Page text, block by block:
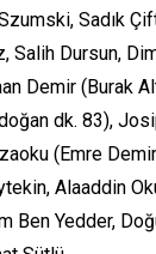
Sadık
Salih Dursun,
Demir (Burak
dk. 83),
(Emre
Alaaddin
Ben Yedder,